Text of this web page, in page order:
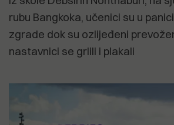
rubu Bangkoka, učenici su u
zgrade dok su ozlijeđeni
nastavnici se grlili i plakali